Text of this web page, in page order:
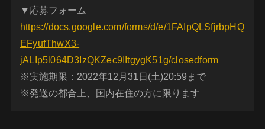
▼応募フォーム
https://docs.google.com/forms/d/e/1FAIpQLSfjrbpHQ
EFyufThwX3-
jALIp5l064D3IzQKZec9IItgygK51g/closedform
※実施期限：2022年12月31日(土)20:59まで
※発送の都合上、国内在住の方に限ります